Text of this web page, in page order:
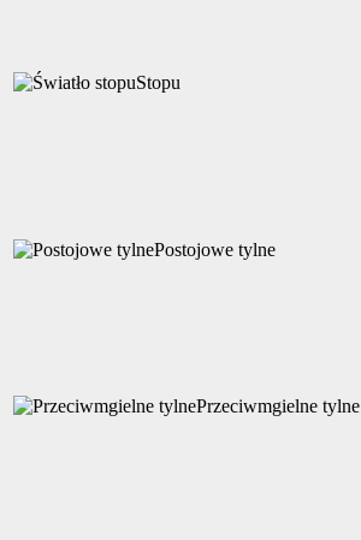
Stopu
Postojowe tylne
Przeciwmgielne tylne